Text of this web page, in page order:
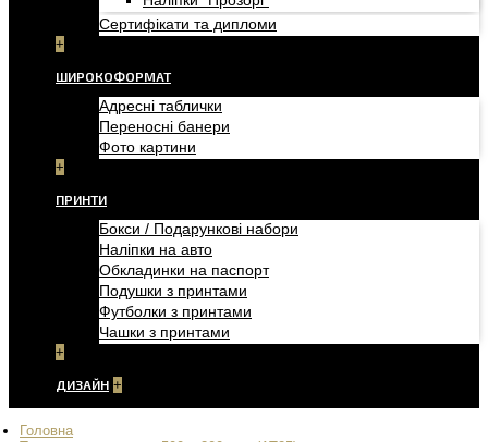
Сертифікати та дипломи
+
ШИРОКОФОРМАТ
Адресні таблички
Переносні банери
Фото картини
+
ПРИНТИ
Бокси / Подарункові набори
Наліпки на авто
Обкладинки на паспорт
Подушки з принтами
Футболки з принтами
Чашки з принтами
+
ДИЗАЙН +
Головна